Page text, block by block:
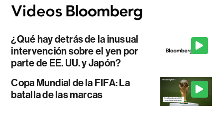
¿Qué hay detrás de la inusual
intervención sobre el yen por
parte de EE. UU. y Japón?
Copa Mundial de la FIFA: La
batalla de las marcas